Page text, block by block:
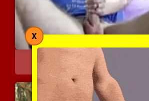
רק באתי לעזור לך לאונן
| 4 המלצות
X